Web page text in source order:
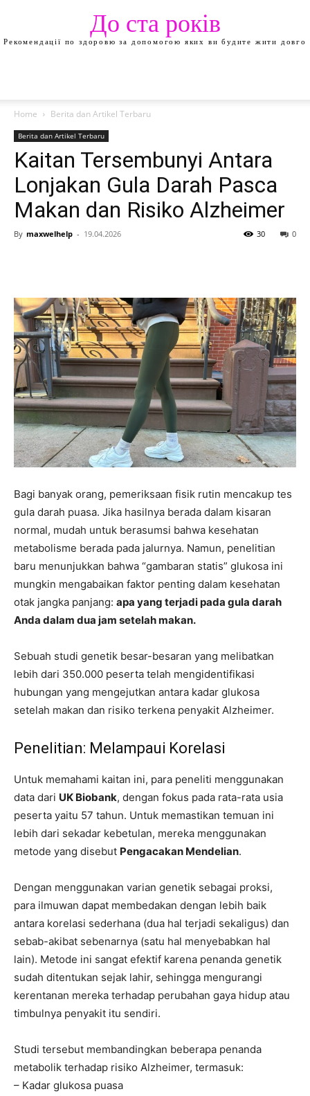
До ста років
Рекомендації по здоровю за допомогою яких ви будите жити довго
Home Berita dan Artikel Terbaru
Berita dan Artikel Terbaru
Kaitan Tersembunyi Antara
Lonjakan Gula Darah Pasca
Makan dan Risiko Alzheimer
By maxwelhelp - 19.04.2026 0
30
Bagi banyak orang, pemeriksaan fisik rutin mencakup tes
gula darah puasa. Jika hasilnya berada dalam kisaran
normal, mudah untuk berasumsi bahwa kesehatan
metabolisme berada pada jalurnya. Namun, penelitian
baru menunjukkan bahwa “gambaran statis” glukosa ini
mungkin mengabaikan faktor penting dalam kesehatan
otak jangka panjang: apa yang terjadi pada gula darah
Anda dalam dua jam setelah makan.
Sebuah studi genetik besar-besaran yang melibatkan
lebih dari 350.000 peserta telah mengidentifikasi
hubungan yang mengejutkan antara kadar glukosa
setelah makan dan risiko terkena penyakit Alzheimer.
Penelitian: Melampaui Korelasi
Untuk memahami kaitan ini, para peneliti menggunakan
data dari UK Biobank, dengan fokus pada rata-rata usia
peserta yaitu 57 tahun. Untuk memastikan temuan ini
lebih dari sekadar kebetulan, mereka menggunakan
metode yang disebut Pengacakan Mendelian.
Dengan menggunakan varian genetik sebagai proksi,
para ilmuwan dapat membedakan dengan lebih baik
antara korelasi sederhana (dua hal terjadi sekaligus) dan
sebab-akibat sebenarnya (satu hal menyebabkan hal
lain). Metode ini sangat efektif karena penanda genetik
sudah ditentukan sejak lahir, sehingga mengurangi
kerentanan mereka terhadap perubahan gaya hidup atau
timbulnya penyakit itu sendiri.
Studi tersebut membandingkan beberapa penanda
metabolik terhadap risiko Alzheimer, termasuk:
– Kadar glukosa puasa